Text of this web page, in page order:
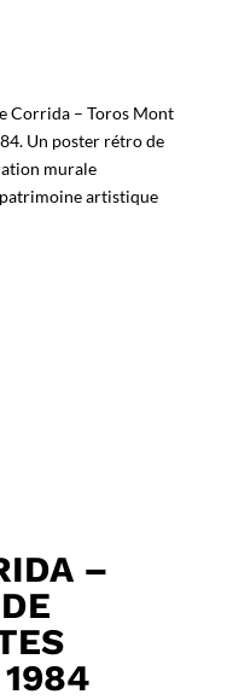
Corrida – Toros Mont
Un poster rétro de
murale
artistique
–